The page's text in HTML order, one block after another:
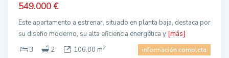
549.000 €
Este apartamento a estrenar, situado en planta baja, destaca por
su diseño moderno, su alta eficiencia energética y [más]
3
2 106.00 m2 información completa